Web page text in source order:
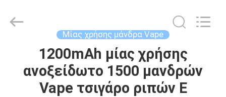
ΠΡΟΪΌΝΤΑ
supplier.
Copyright
Technology
Μίας χρήσης μάνδρα Vape
1200mAh μίας χρήσης
ανοξείδωτο 1500 μανδρών
Vape τσιγάρο ριπών Ε